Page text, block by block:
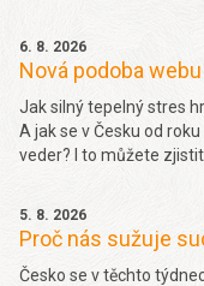
6. 8. 2026
Nová podoba
Jak silný tepelný stres
A jak se v Česku od
veder? I to můžete
5. 8. 2026
Proč nás sužuje
Česko se v těchto